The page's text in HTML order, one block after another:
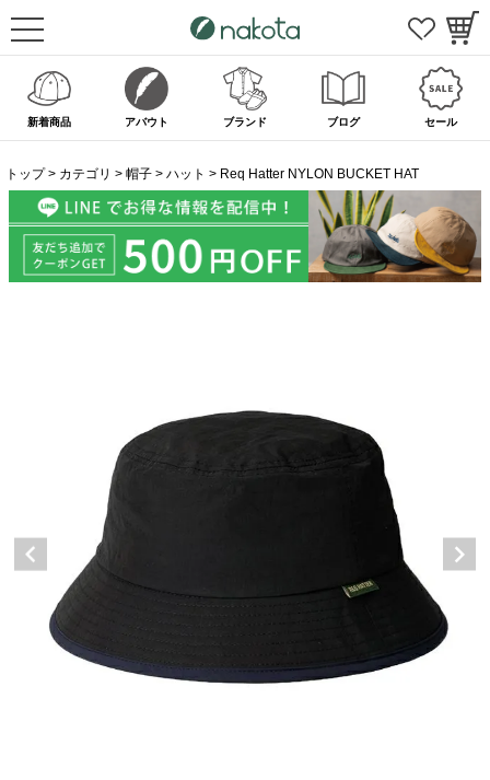
新着商品 アバウト ブランド ブログ セール
トップ カテゴリ 帽子 ハット Req Hatter NYLON BUCKET HAT